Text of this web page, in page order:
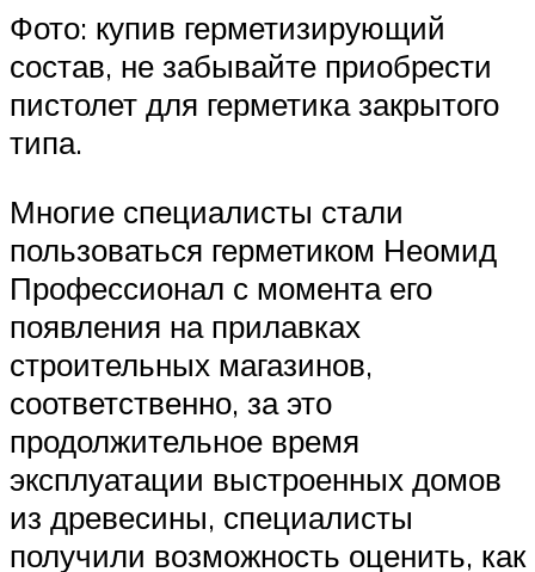
Фото: купив герметизирующий
состав, не забывайте приобрести
пистолет для герметика закрытого
типа.
Многие специалисты стали
пользоваться герметиком Неомид
Профессионал с момента его
появления на прилавках
строительных магазинов,
соответственно, за это
продолжительное время
эксплуатации выстроенных домов
из древесины, специалисты
получили возможность оценить, как